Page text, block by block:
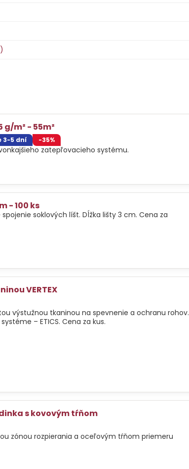
g/m² - 55m²
3-5 dní -35%
zatepľovacieho systému.
- 100 ks
soklových líšt. Dĺžka lišty 3 cm. Cena za
VERTEX
výstužnou tkaninou na spevnenie a ochranu rohov.
– ETICS. Cena za kus.
s kovovým tŕňom
zónou rozpierania a oceľovým tŕňom priemeru